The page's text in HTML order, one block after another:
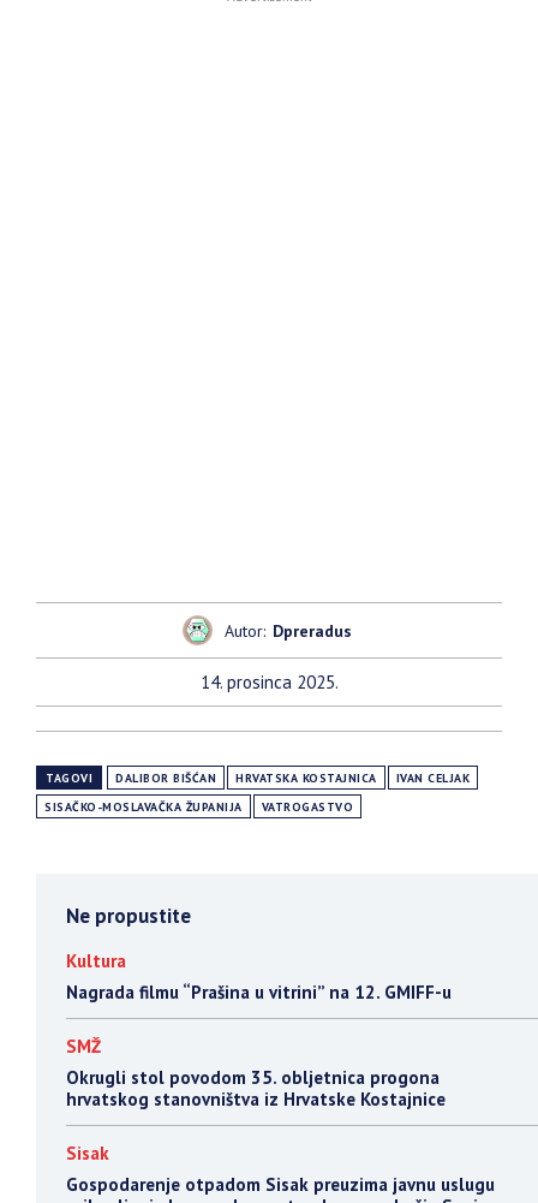
Autor: Dpreradus
14. prosinca 2025.
TAGOVI DALIBOR BIŠĆAN HRVATSKA KOSTAJNICA
IVAN CELJAK
SISAČKO-MOSLAVAČKA ŽUPANIJA
VATROGASTVO
Ne propustite
Kultura
Nagrada filmu “Prašina u vitrini” na 12. GMIFF-u
SMŽ
Okrugli stol povodom 35. obljetnica progona
hrvatskog stanovništva iz Hrvatske Kostajnice
Sisak
Gospodarenje otpadom Sisak preuzima javnu uslugu